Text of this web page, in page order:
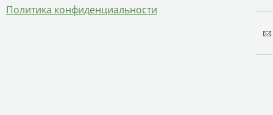
Политика конфиденциальности